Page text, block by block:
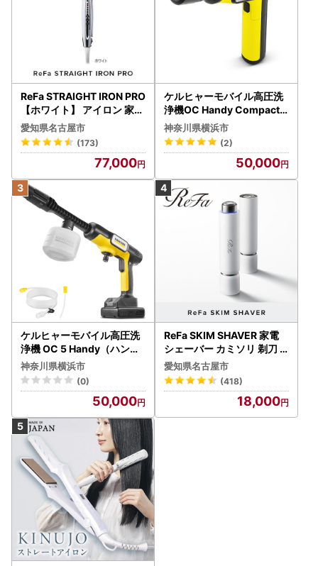
ReFa STRAIGHT IRON PRO
【ホワイト】 アイロン 家電
美容 リファ アイロン
愛知県名古屋市
(173)
77,000
ケルヒャーモバイル高圧洗
浄機OC Handy Compact
（ハンディエア） APV000
7
神奈川県横浜市
(2)
50,000
ケルヒャーモバイル高圧洗
浄機 OC 5 Handy（ハンデ
ィジェット） APV0006
神奈川県横浜市
(0)
50,000
ReFa SKIM SHAVER 家電
シェーバー カミソリ 剃刀
シェーバー
愛知県名古屋市
(418)
18,000